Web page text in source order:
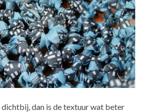
dichtbij, dan is de textuur wat beter